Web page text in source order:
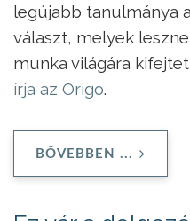
legújabb tanulmánya
választ, melyek
munka világára
írja az Origo.
BŐVEBBEN ...